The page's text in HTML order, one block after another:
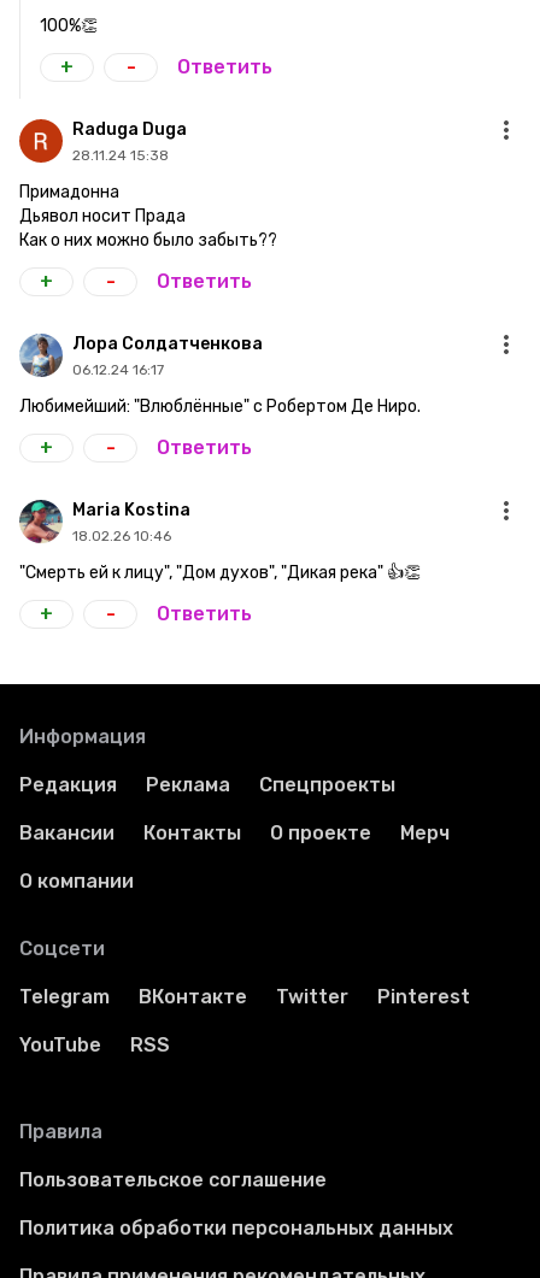
100%👏
+ - Ответить
Raduga Duga
28.11.24 15:38
Примадонна
Дьявол носит Прада
Как о них можно было забыть??
+ - Ответить
Лора Солдатченкова
06.12.24 16:17
Любимейший: "Влюблённые" с Робертом Де Ниро.
+ - Ответить
Maria Kostina
18.02.26 10:46
"Смерть ей к лицу", "Дом духов", "Дикая река" 👍👏
+ - Ответить
Информация
Редакция Реклама Спецпроекты
Вакансии Контакты О проекте Мерч
О компании
Соцсети
Telegram ВКонтакте Twitter Pinterest
YouTube RSS
Правила
Пользовательское соглашение
Политика обработки персональных данных